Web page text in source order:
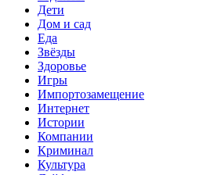
Дети
Дом и сад
Еда
Звёзды
Здоровье
Игры
Импортозамещение
Интернет
Истории
Компании
Криминал
Культура